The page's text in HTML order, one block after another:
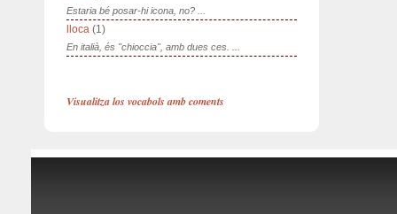
Estaria bé posar-hi icona, no? ...
lloca (1)
En italià, és "chioccia", amb dues ces. ...
Visualitza los vocabols amb coments